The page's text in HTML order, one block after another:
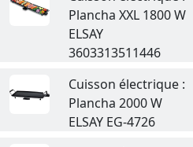
Plancha XXL 1800 W
ELSAY
3603313511446
Cuisson électrique :
Plancha 2000 W
ELSAY EG-4726